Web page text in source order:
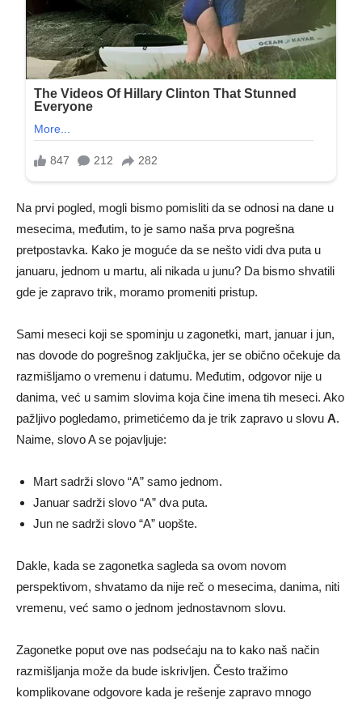
Na prvi pogled, mogli bismo pomisliti da se odnosi na dane u
mesecima, međutim, to je samo naša prva pogrešna
pretpostavka. Kako je moguće da se nešto vidi dva puta u
januaru, jednom u martu, ali nikada u junu? Da bismo shvatili
gde je zapravo trik, moramo promeniti pristup.
Sami meseci koji se spominju u zagonetki, mart, januar i jun,
nas dovode do pogrešnog zaključka, jer se obično očekuje da
razmišljamo o vremenu i datumu. Međutim, odgovor nije u
danima, već u samim slovima koja čine imena tih meseci. Ako
pažljivo pogledamo, primetićemo da je trik zapravo u slovu A.
Naime, slovo A se pojavljuje:
Mart sadrži slovo “A” samo jednom.
Januar sadrži slovo “A” dva puta.
Jun ne sadrži slovo “A” uopšte.
Dakle, kada se zagonetka sagleda sa ovom novom
perspektivom, shvatamo da nije reč o mesecima, danima, niti
vremenu, već samo o jednom jednostavnom slovu.
Zagonetke poput ove nas podsećaju na to kako naš način
razmišljanja može da bude iskrivljen. Često tražimo
komplikovane odgovore kada je rešenje zapravo mnogo